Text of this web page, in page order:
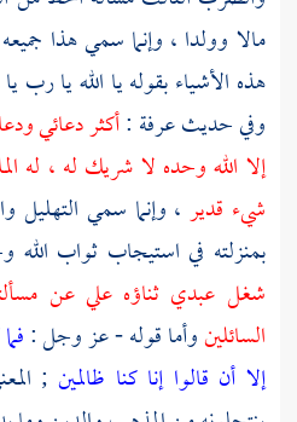
مالا وولدا ، وإنما سمي هذا
هذه الأشياء بقوله يا الله يا
وفي حديثعرفة :أكثر دعائي
إلا الله وحده لا شريك له ، له
شيء قدير ، وإنما سمي التهليل
بمنزلته في استيجاب ثواب
شغل عبدي ثناؤه علي عن
السائلينوأما قوله - عز وجل :
إلا أن قالوا إنا كنا ظالمين ;